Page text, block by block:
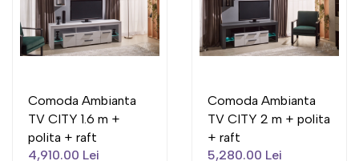
Comoda Ambianta
TV CITY 1.6 m +
polita + raft
4,910.00 Lei
Comoda Ambianta
TV CITY 2 m + polita
+ raft
5,280.00 Lei